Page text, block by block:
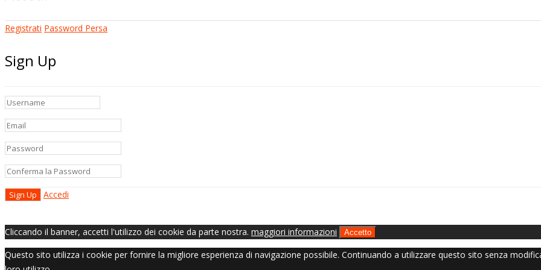
Registrati Password Persa
Sign Up
Accedi
Cliccando il banner, accetti l'utilizzo dei cookie da parte nostra. maggiori informazioni Accetto
Questo sito utilizza i cookie per fornire la migliore esperienza di navigazione possibile. Continuando a utilizzare questo sito senza